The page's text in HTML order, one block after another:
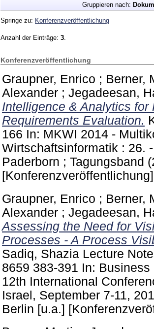
Gruppieren nach:
Springe zu: Konferenzveröffentlichung
Anzahl der Einträge: 3
Konferenzveröffentlichung
Graupner, Enrico ; Berner,
Alexander ; Jegadeesan,
Intelligence & Analytics
Requirements Evaluation.
166 In: MKWI 2014 -
Wirtschaftsinformatik : 26.
Paderborn ; Tagungsband
[Konferenzveröffentlichung]
Graupner, Enrico ; Berner,
Alexander ; Jegadeesan,
Assessing the Need for
Processes - A Process
Sadiq, Shazia Lecture
8659 383-391 In:
12th International
Israel, September 7-11,
Berlin [u.a.]